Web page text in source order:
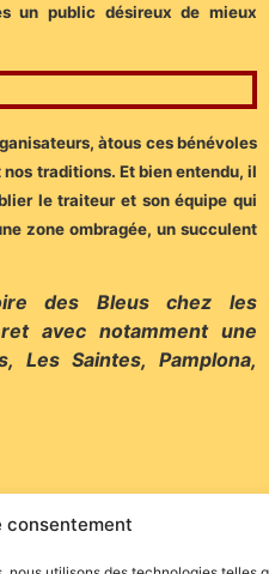
consentement
un public désireux de mieux
àtous ces bénévoles
traditions. Et bien entendu, il
le traiteur et son équipe qui
zone ombragée, un succulent
des Bleus chez les
avec notamment une
Les Saintes, Pamplona,